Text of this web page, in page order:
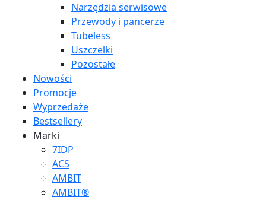
Narzędzia serwisowe
Przewody i pancerze
Tubeless
Uszczelki
Pozostałe
Nowości
Promocje
Wyprzedaże
Bestsellery
Marki
7IDP
ACS
AMBIT
AMBIT®